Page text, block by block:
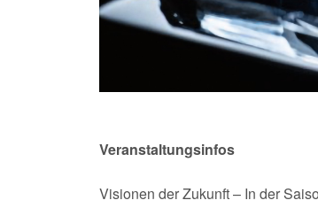
Veranstaltungsinfos
Visionen der Zukunft – In der